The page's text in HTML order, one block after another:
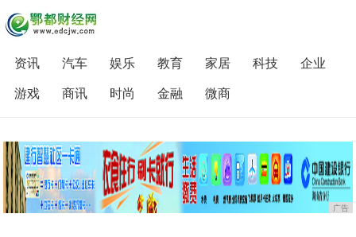
资讯 汽车 娱乐 教育 家居 科技
企业
游戏
商讯 时尚 金融 微商
广告